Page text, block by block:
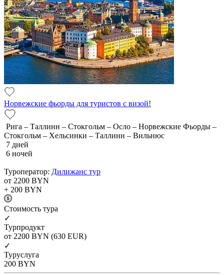
Норвежские фьорды для туристов с визой!
Рига – Таллинн – Стокгольм – Осло – Норвежские Фьорды –
Стокгольм – Хельсинки – Таллинн – Вильнюс
7 дней
6 ночей
Туроператор: Дилижанс тур
от 2200 BYN
+ 200 BYN
Cтоимость тура
✓
Турпродукт
от 2200 BYN (630 EUR)
✓
Туруслуга
200 BYN